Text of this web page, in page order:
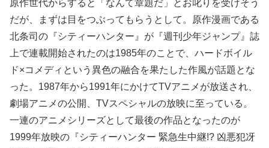
原作世代からすると「なんて章題だ」とお叱りを受けそう
だが、まずは目をつぶってもらうとして。原作漫画である
北条司の『シティーハンター』が『週刊少年ジャンプ』誌
上で連載開始されたのは1985年のことで、ハードボイル
ド×コメディという異色の融合を果たした作風が話題とな
った。1987年から1991年にかけてTVアニメが放送され、
劇場アニメの公開、TVスペシャルの放映に至っている。
一連のアニメシリーズとして最後の作品となったのが
1999年放映の『シティーハンター 緊急生中継!? 凶悪犯冴